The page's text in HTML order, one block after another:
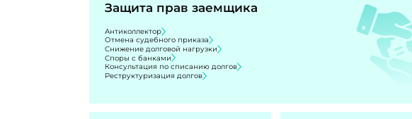
Защита прав заемщика
Антиколлектор
Отмена судебного приказа
Снижение долговой нагрузки
Споры с банками
Консультация по списанию долгов
Реструктуризация долгов